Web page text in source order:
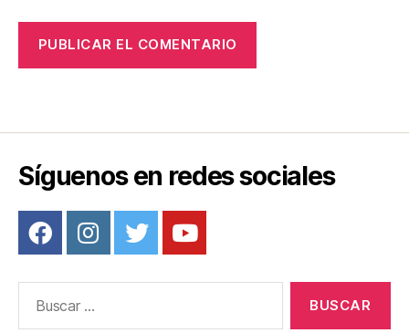
Síguenos en redes sociales